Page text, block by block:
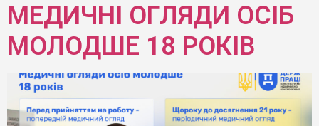
МЕДИЧНІ ОГЛЯДИ ОСІБ
МОЛОДШЕ 18 РОКІВ